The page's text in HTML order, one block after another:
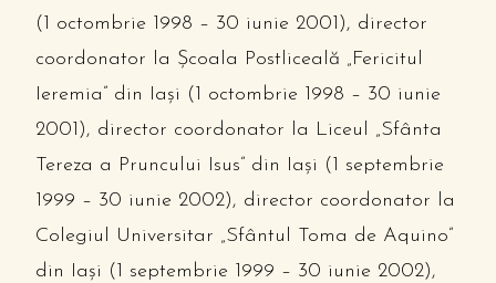
(1 octombrie 1998 – 30 iunie 2001), director
coordonator la Şcoala Postliceală „Fericitul
Ieremia” din Iaşi (1 octombrie 1998 – 30 iunie
2001), director coordonator la Liceul „Sfânta
Tereza a Pruncului Isus” din Iaşi (1 septembrie
1999 – 30 iunie 2002), director coordonator la
Colegiul Universitar „Sfântul Toma de Aquino”
din Iaşi (1 septembrie 1999 – 30 iunie 2002),